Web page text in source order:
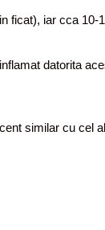
ficat), iar cca
datorita
similar cu cel